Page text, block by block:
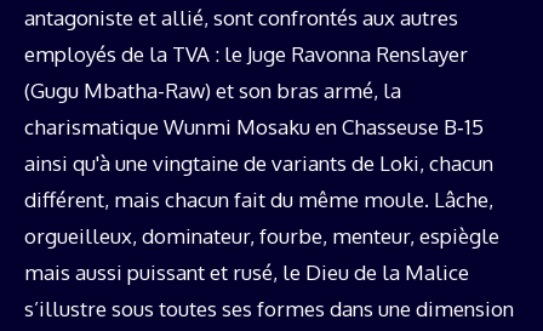
antagoniste et allié, sont confrontés aux autres
employés de la TVA : le Juge Ravonna Renslayer
(Gugu Mbatha-Raw) et son bras armé, la
charismatique Wunmi Mosaku en Chasseuse B‑15
ainsi qu'à une vingtaine de variants de Loki, chacun
différent, mais chacun fait du même moule. Lâche,
orgueilleux, dominateur, fourbe, menteur, espiègle
mais aussi puissant et rusé, le Dieu de la Malice
s’illustre sous toutes ses formes dans une dimension